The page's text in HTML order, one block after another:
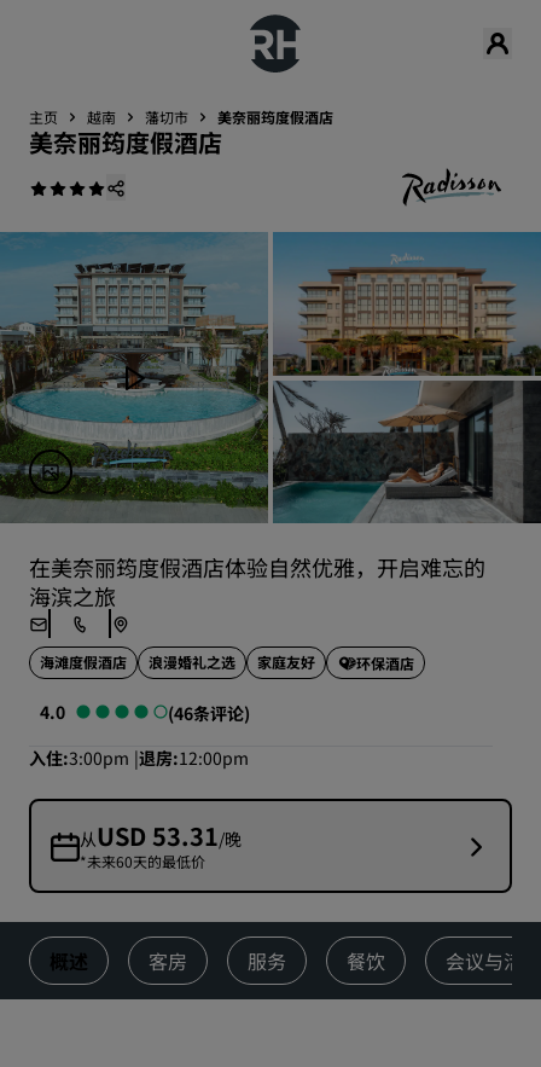
主页 越南 藩切市 美奈丽筠度假酒店
美奈丽筠度假酒店
在美奈丽筠度假酒店体验自然优雅，开启难忘的
海滨之旅
海滩度假酒店 浪漫婚礼之选 家庭友好 环保酒店
4.0
(46条评论)
入住 3:00pm 退房 12:00pm
从USD 53.31/晚
*未来60天的最低价
概述 客房 服务 餐饮 会议与活动